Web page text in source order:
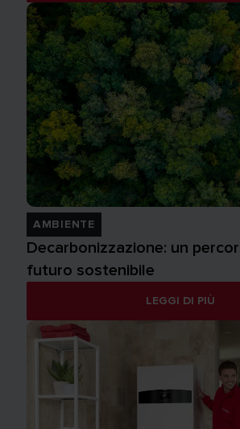
AMBIENTE
Decarbonizzazione: un
futuro sostenibile
LEGGI DI PIÙ